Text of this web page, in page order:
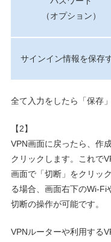
（オプション）
サインイン情報を保存
全て入力をしたら「保存
【2】
VPN画面に戻ったら、作
クリックします。これで
画面で「切断」をクリッ
る場合、画面右下のWi-Fi
切断の操作が可能です。
VPNルーターや利用する